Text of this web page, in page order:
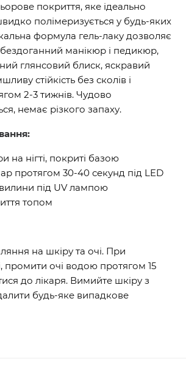
покриття, яке ідеально
полімеризується у будь-яких
формула гель-лаку дозволяє
манікюр і педикюр,
глянсовий блиск, яскравий
стійкість без сколів і
2-3 тижнів. Чудово
немає різкого запаху.
на нігті, покриті базою
протягом 30-40 секунд під LED
під UV лампою
топом
на шкіру та очі. При
промити очі водою протягом 15
до лікаря. Вимийте шкіру з
будь-яке випадкове